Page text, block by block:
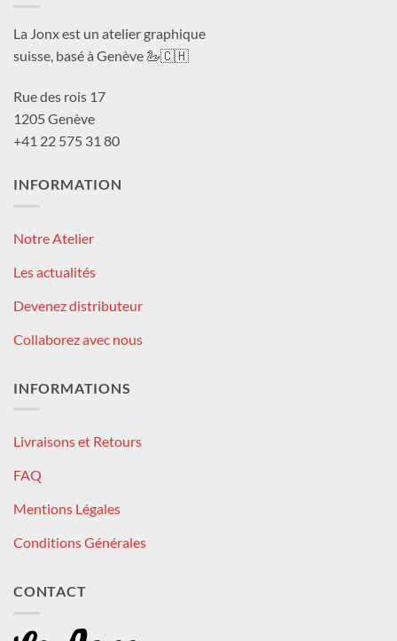
La Jonx est un atelier graphique
suisse, basé à Genève 🦢🇨🇭
Rue des rois 17
1205 Genève
+41 22 575 31 80
INFORMATION
Notre Atelier
Les actualités
Devenez distributeur
Collaborez avec nous
INFORMATIONS
Livraisons et Retours
FAQ
Mentions Légales
Conditions Générales
CONTACT